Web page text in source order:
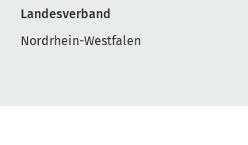
Landesverband
Nordrhein-Westfalen